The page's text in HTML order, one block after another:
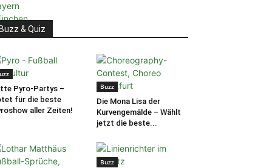
& Quiz
Pyro-Partys –
für die beste
aller Zeiten!
Buzz
Die Mona Lisa der
Kurvengemälde – Wählt
jetzt die beste...
Buzz